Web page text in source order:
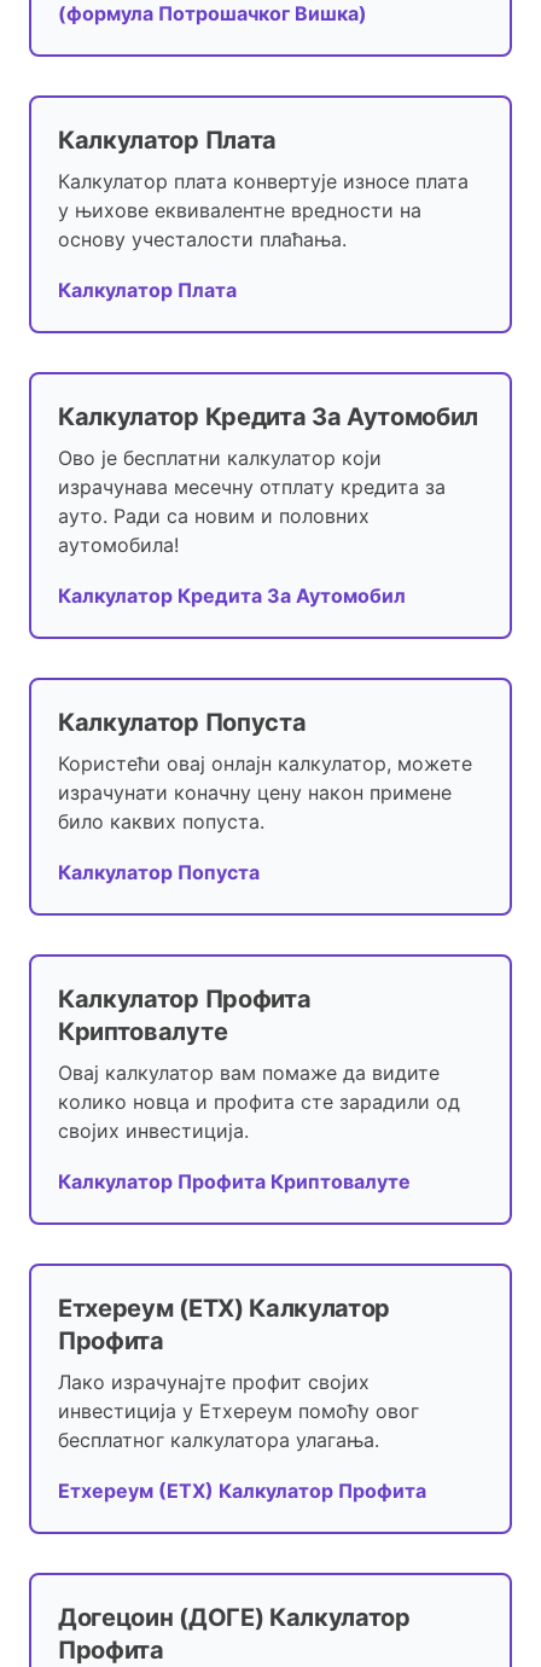
(формула Потрошачког Вишка)
Калкулатор Плата
Калкулатор плата конвертује износе плата
у њихове еквивалентне вредности на
основу учесталости плаћања.
Калкулатор Плата
Калкулатор Кредита За Аутомобил
Ово је бесплатни калкулатор који
израчунава месечну отплату кредита за
ауто. Ради са новим и половних
аутомобила!
Калкулатор Кредита За Аутомобил
Калкулатор Попуста
Користећи овај онлајн калкулатор, можете
израчунати коначну цену након примене
било каквих попуста.
Калкулатор Попуста
Калкулатор Профита
Криптовалуте
Овај калкулатор вам помаже да видите
колико новца и профита сте зарадили од
својих инвестиција.
Калкулатор Профита Криптовалуте
Етхереум (ЕТХ) Калкулатор
Профита
Лако израчунајте профит својих
инвестиција у Етхереум помоћу овог
бесплатног калкулатора улагања.
Етхереум (ЕТХ) Калкулатор Профита
Догецоин (ДОГЕ) Калкулатор
Профита